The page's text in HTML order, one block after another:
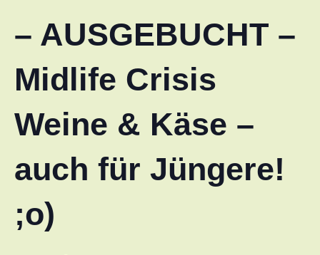
– AUSGEBUCHT –
Midlife Crisis
Weine & Käse –
auch für Jüngere!
;o)